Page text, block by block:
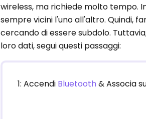
wireless, ma richiede molto tempo.
sempre vicini l'uno all'altro. Quindi,
cercando di essere subdolo.
loro dati, segui questi passaggi:
1: Accendi Bluetooth& Associa